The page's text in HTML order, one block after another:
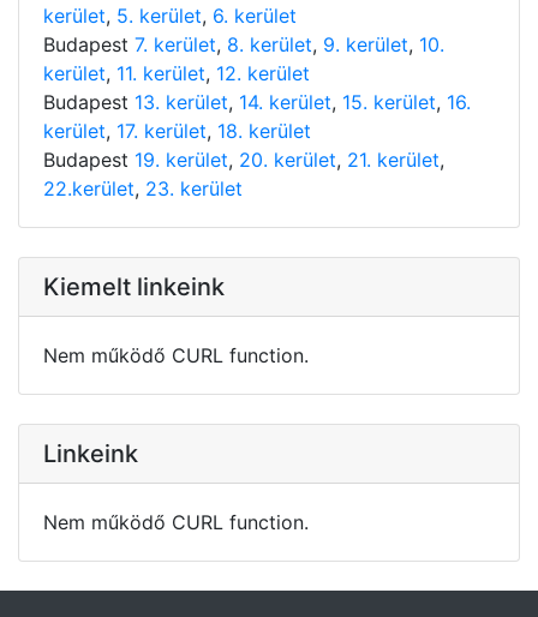
kerület, 5. kerület, 6. kerület
Budapest 7. kerület, 8. kerület, 9. kerület, 10.
kerület, 11. kerület, 12. kerület
Budapest 13. kerület, 14. kerület, 15. kerület, 16.
kerület, 17. kerület, 18. kerület
Budapest 19. kerület, 20. kerület, 21. kerület,
22.kerület, 23. kerület
Kiemelt linkeink
Nem működő CURL function.
Linkeink
Nem működő CURL function.